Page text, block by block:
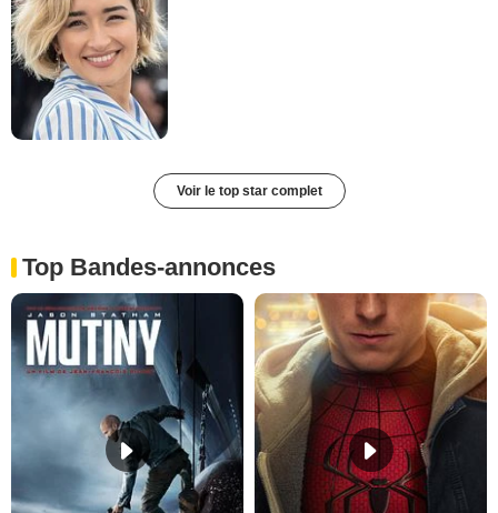
Voir le top star complet
Top Bandes-annonces